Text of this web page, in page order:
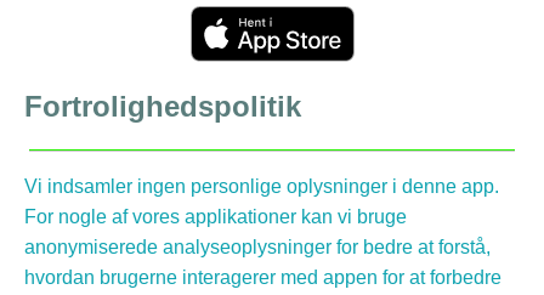
Fortrolighedspolitik
Vi indsamler ingen personlige oplysninger i denne app.
For nogle af vores applikationer kan vi bruge
anonymiserede analyseoplysninger for bedre at forstå,
hvordan brugerne interagerer med appen for at forbedre